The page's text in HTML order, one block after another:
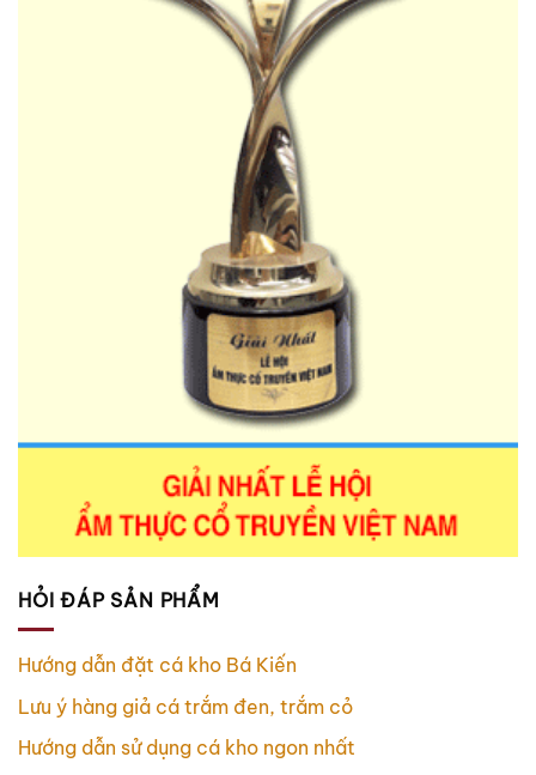
HỎI ĐÁP SẢN PHẨM
Hướng dẫn đặt cá kho Bá Kiến
Lưu ý hàng giả cá trắm đen, trắm cỏ
Hướng dẫn sử dụng cá kho ngon nhất